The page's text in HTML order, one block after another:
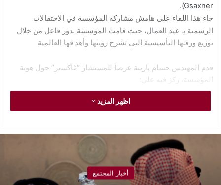
Gsaxner).
​جاء هذا اللقاء على هامش مشاركة المؤسسة في الاحتفالات
الرسمية بـ عيد العمال، حيث قامت المؤسسة بدور فاعل من خلال
توزيع ورقتها التأسيسية التي تشرح رؤيتها وأهدافها العالمية.
​قدم المهندس حسام بازينة عرضاً للمستشار “غاكسنر” حول هوية
المؤسسة، ركز فيه على:
​الأهداف الإنسانية العميقة: الساعية لتعزيز الحوار الثقافي وتجسير
كافة الحدود.
​الدور الميداني: للتعريف بنشاطات المؤسسة وتوسعها في النمسا
ومنطقة شرق أوروبا.
الجدير بالذكر أن المستشار الدكتور يوهانس غاكسنر
اظهر المزيد
أخبار المجتمع